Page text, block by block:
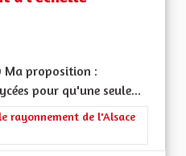
Ma proposition :
pour qu'une seule...
: La Culture, l'Education et
rayonnement de l'Alsace